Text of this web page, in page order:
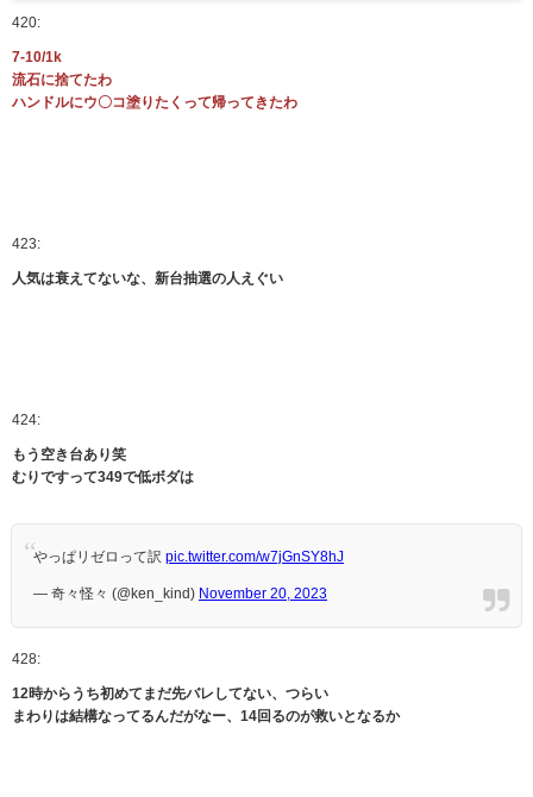
420:
7-10/1k
流石に捨てたわ
ハンドルにウ〇コ塗りたくって帰ってきたわ
423:
人気は衰えてないな、新台抽選の人えぐい
424:
もう空き台あり笑
むりですって349で低ボダは
やっぱリゼロって訳 pic.twitter.com/w7jGnSY8hJ
— 奇々怪々 (@ken_kind) November 20, 2023
428:
12時からうち初めてまだ先バレしてない、つらい
まわりは結構なってるんだがなー、14回るのが救いとなるか